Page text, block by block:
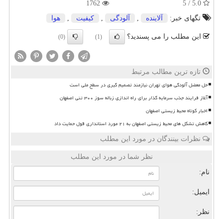
تگهای خبر:
آلاینده , آلودگی , كیفیت , هوا
این مطلب را می پسندید؟ (1)
(0)
تازه ترین مطالب مرتبط
حل معضل آلودگی هوای تهران نیازمند تصمیم گیری در سطح ملی است
آغاز فرایند جذب سرمایه گذار برای راه اندازی زباله سوز ۳۰۰ تنی اصفهان
اخبار کوتاه محیط زیستی اصفهان
کاهش تشکل های محیط زیستی اصفهان به ۲۱ مورد استانداری قول حمایت داد
نظرات بینندگان در مورد این مطلب
نظر شما در مورد این مطلب
نام:
ایمیل:
نظر: